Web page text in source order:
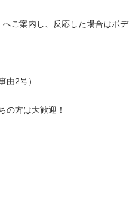
ご案内し、反応した場合はボデ
由2号）
の方は大歓迎！